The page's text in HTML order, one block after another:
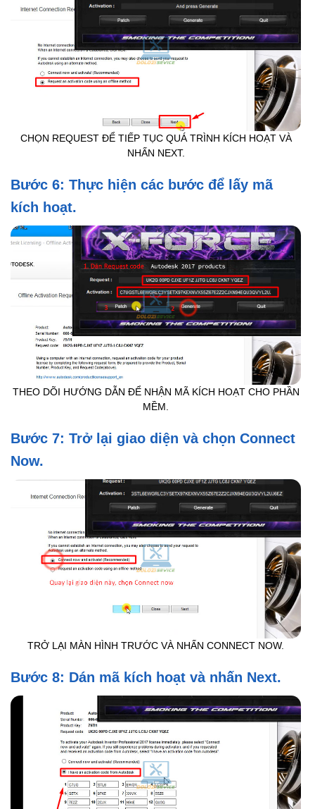
CHỌN REQUEST ĐỂ TIẾP TỤC QUÁ TRÌNH KÍCH HOẠT VÀ
NHẤN NEXT.
Bước 6: Thực hiện các bước để lấy mã
kích hoạt.
THEO DÕI HƯỚNG DẪN ĐỂ NHẬN MÃ KÍCH HOẠT CHO PHẦN
MỀM.
Bước 7: Trở lại giao diện và chọn Connect
Now.
TRỞ LẠI MÀN HÌNH TRƯỚC VÀ NHẤN CONNECT NOW.
Bước 8: Dán mã kích hoạt và nhấn Next.